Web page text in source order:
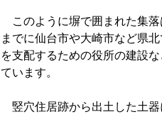
このように塀で囲まれた集落
までに仙台市や大崎市など県
を支配するための役所の建設
ています。
竪穴住居跡から出土した土器